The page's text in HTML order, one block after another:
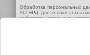
Обработка персональных
АО НРД, даете свое
действиях, которые вы
Обработка данных
согласие действует с
В случае отказа от